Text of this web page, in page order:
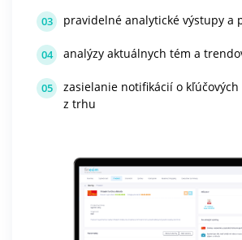
03 pravidelné analytické výstupy a
04 analýzy aktuálnych tém a
05
zasielanie notifikácií o
z trhu